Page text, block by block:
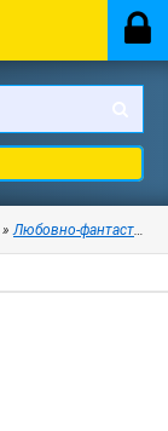
»Любовно-